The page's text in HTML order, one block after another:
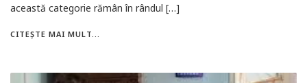
această categorie rămân în rândul […]
CITEȘTE MAI MULT...